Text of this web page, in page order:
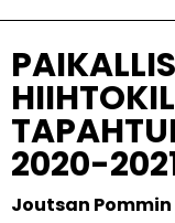
2020-
Joutsan